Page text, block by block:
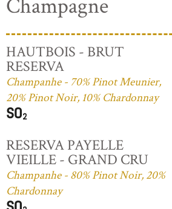
Champagne
HAUTBOIS - BRUT
RESERVA
Champanhe - 70% Pinot Meunier,
20% Pinot Noir, 10% Chardonnay
RESERVA PAYELLE
VIEILLE - GRAND CRU
Champanhe - 80% Pinot Noir, 20%
Chardonnay